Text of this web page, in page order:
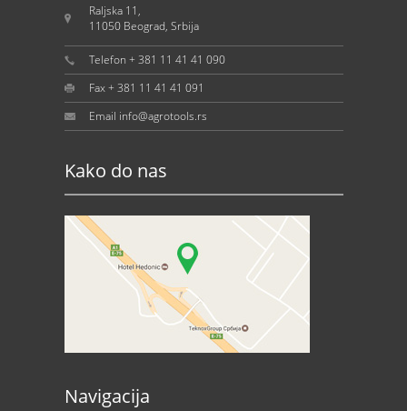
Raljska 11,
11050 Beograd, Srbija
Telefon + 381 11 41 41 090
Fax + 381 11 41 41 091
Email info@agrotools.rs
Kako do nas
Navigacija